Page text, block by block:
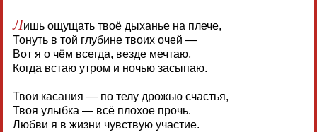
Лишь ощущать твоё дыханье на плече,
Тонуть в той глубине твоих очей —
Вот я о чём всегда, везде мечтаю,
Когда встаю утром и ночью засыпаю.
Твои касания — по телу дрожью счастья,
Твоя улыбка — всё плохое прочь.
Любви я в жизни чувствую участие.